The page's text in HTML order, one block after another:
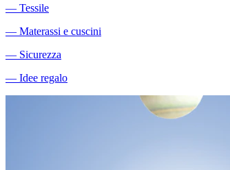
― Tessile
― Materassi e cuscini
― Sicurezza
― Idee regalo